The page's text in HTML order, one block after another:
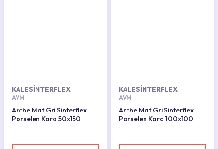
KALESİNTERFLEX
AVM
Arche Mat Gri Sinterflex
Porselen Karo 50x150
KALESİNTERFLEX
AVM
Arche Mat Gri Sinterflex
Porselen Karo 100x100